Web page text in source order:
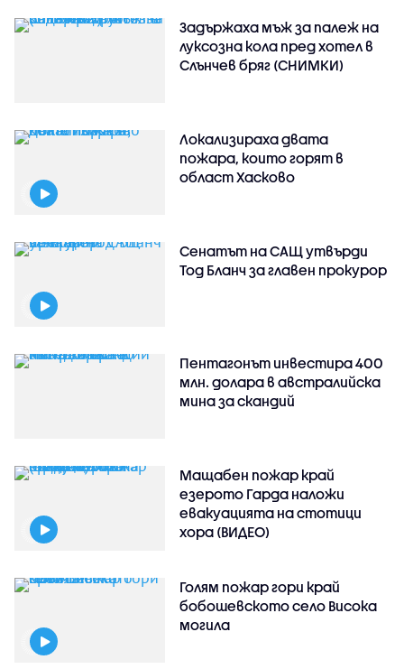
Задържаха мъж за палеж на
луксозна кола пред хотел в
Слънчев бряг (СНИМКИ)
Локализираха двата
пожара, които горят в
област Хасково
Сенатът на САЩ утвърди
Тод Бланч за главен прокурор
Пентагонът инвестира 400
млн. долара в австралийска
мина за скандий
Мащабен пожар край
езерото Гарда наложи
евакуацията на стотици
хора (ВИДЕО)
Голям пожар гори край
бобошевското село Висока
могила